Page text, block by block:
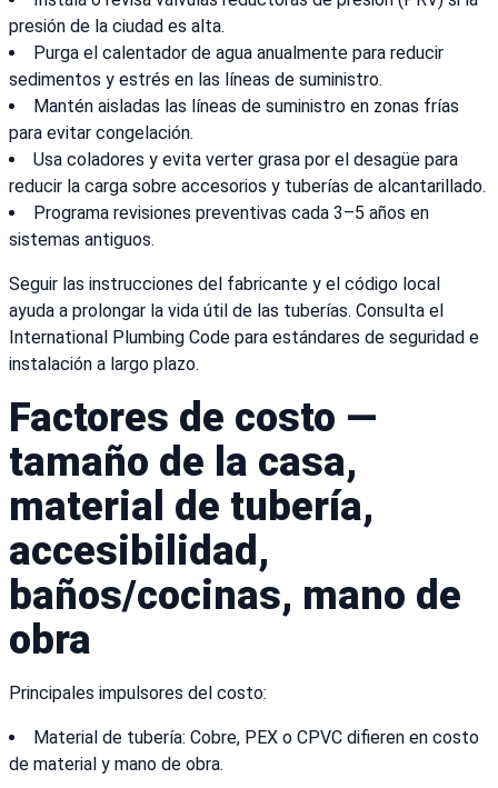
presión de la ciudad es alta.
Purga el calentador de agua anualmente para reducir
sedimentos y estrés en las líneas de suministro.
Mantén aisladas las líneas de suministro en zonas frías
para evitar congelación.
Usa coladores y evita verter grasa por el desagüe para
reducir la carga sobre accesorios y tuberías de alcantarillado.
Programa revisiones preventivas cada 3–5 años en
sistemas antiguos.
Seguir las instrucciones del fabricante y el código local
ayuda a prolongar la vida útil de las tuberías. Consulta el
International Plumbing Code para estándares de seguridad e
instalación a largo plazo.
Factores de costo —
tamaño de la casa,
material de tubería,
accesibilidad,
baños/cocinas, mano de
obra
Principales impulsores del costo:
Material de tubería: Cobre, PEX o CPVC difieren en costo
de material y mano de obra.